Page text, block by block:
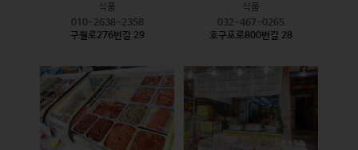
식품
010-2638-2358
구월로276번길 29
식품
032-467-0265
호구포로800번길 28